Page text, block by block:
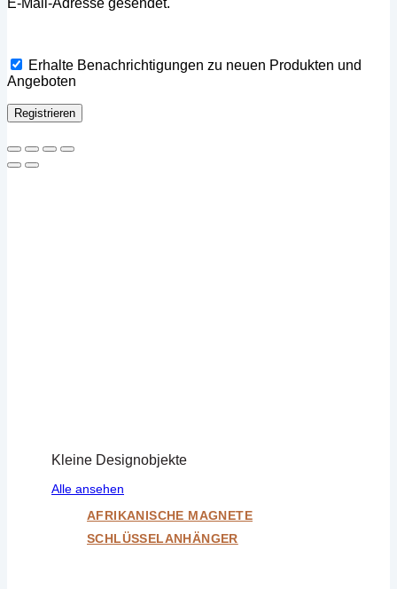
Kleine Designobjekte
Alle ansehen
AFRIKANISCHE MAGNETE
SCHLÜSSELANHÄNGER
E-Mail-Adresse gesendet.
Erhalte Benachrichtigungen zu neuen Produkten und
Angeboten
Registrieren